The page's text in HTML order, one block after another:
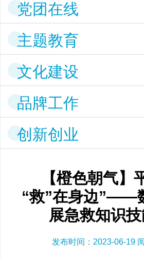
党团在线
主题教育
文化建设
品牌工作
创新创业
【橙色朝气】
“救”在身边”——
展急救知识技
发布时间：2023-06-19